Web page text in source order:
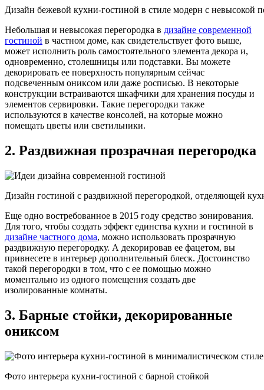
Дизайн бежевой кухни-гостиной в стиле модерн с невысокой
Небольшая и невысокая перегородка в дизайне современной
гостиной в частном доме, как свидетельствует фото выше,
может исполнить роль самостоятельного элемента декора и,
одновременно, столешницы или подставки. Вы можете
декорировать ее поверхность популярным сейчас
подсвеченным ониксом или даже росписью. В некоторые
конструкции встраиваются шкафчики для хранения посуды и
элементов сервировки. Такие перегородки также
используются в качестве консолей, на которые можно
помещать цветы или светильники.
2. Раздвижная прозрачная перегородка
Дизайн гостиной с раздвижной перегородкой, отделяющей
Еще одно востребованное в 2015 году средство зонирования.
Для того, чтобы создать эффект единства кухни и гостиной в
дизайне частного дома, можно использовать прозрачную
раздвижную перегородку. А декорировав ее фацетом, вы
привнесете в интерьер дополнительный блеск. Достоинство
такой перегородки в том, что с ее помощью можно
моментально из одного помещения создать две
изолированные комнаты.
3. Барные стойки, декорированные
ониксом
Фото интерьера кухни-гостиной с барной стойкой